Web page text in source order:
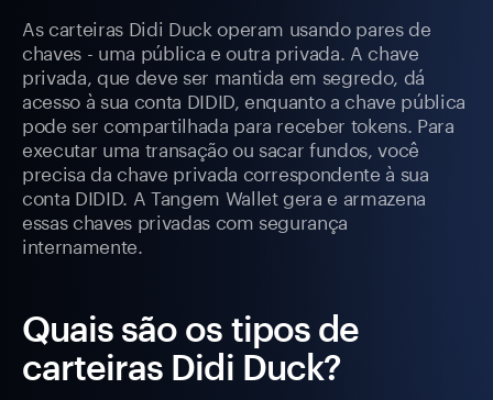
As carteiras Didi Duck operam usando pares de
chaves - uma pública e outra privada. A chave
privada, que deve ser mantida em segredo, dá
acesso à sua conta DIDID, enquanto a chave pública
pode ser compartilhada para receber tokens. Para
executar uma transação ou sacar fundos, você
precisa da chave privada correspondente à sua
conta DIDID. A Tangem Wallet gera e armazena
essas chaves privadas com segurança
internamente.
Quais são os tipos de
carteiras Didi Duck?